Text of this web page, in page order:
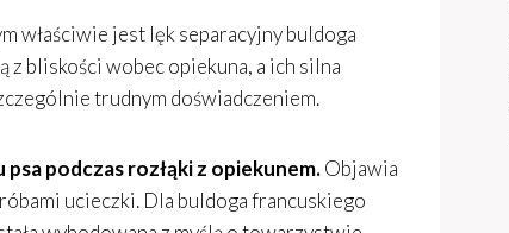
właściwie jest lęk separacyjny buldoga
z bliskości wobec opiekuna, a ich silna
trudnym doświadczeniem.
podczas rozłąki z opiekunem.Objawia
ucieczki. Dla buldoga francuskiego